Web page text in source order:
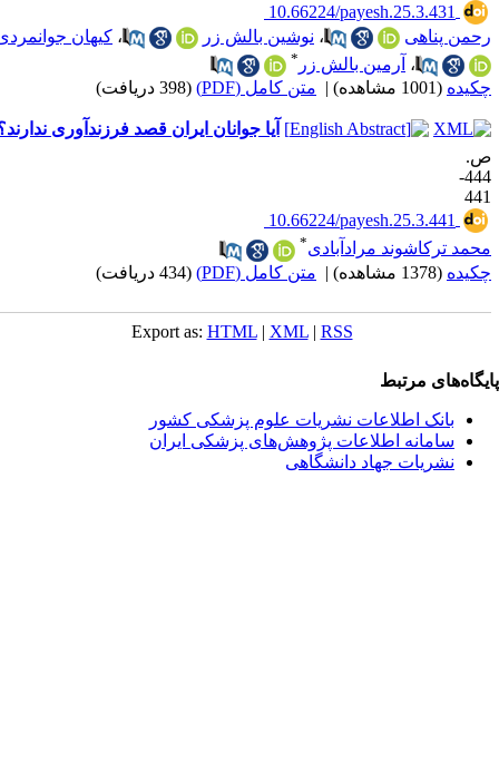
‎ 10.66224/payesh.25.3.431
پناهی
،نوشین بالش زر ،کیهان جوانمردی
،آرمین بالش زر
(1001 مشاهده) | متن کامل (PDF) (398 دریافت)
آیا جوانان ایران قصد فرزندآوری ندارند؟
444-
‎ 10.66224/payesh.25.3.441
ترکاشوند مرادآبادی *
(1378 مشاهده) | متن کامل (PDF) (434 دریافت)
Export as:HTML |XML|RSS
مرتبط
بانک اطلاعات نشریات علوم پزشکی کشور
سامانه اطلاعات پژوهش‌های پزشکی ایران
نشریات جهاد دانشگاهی